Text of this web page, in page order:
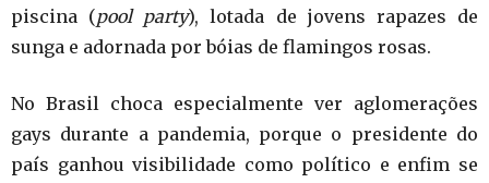
piscina (pool party), lotada de jovens rapazes de
sunga e adornada por bóias de flamingos rosas.
No Brasil choca especialmente ver aglomerações
gays durante a pandemia, porque o presidente do
país ganhou visibilidade como político e enfim se